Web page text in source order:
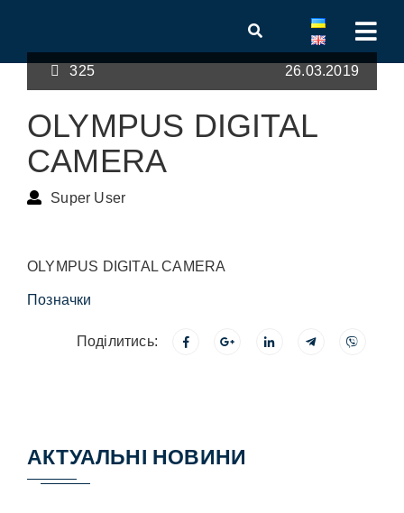
325 26.03.2019
OLYMPUS DIGITAL
CAMERA
Super User
OLYMPUS DIGITAL CAMERA
Позначки
Поділитись:
АКТУАЛЬНІ НОВИНИ